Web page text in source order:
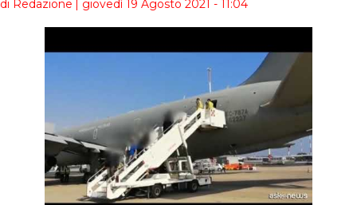
di Redazione | giovedì 19 Agosto 2021 - 11:04